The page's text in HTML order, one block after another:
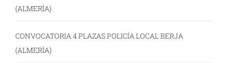
(ALMERÍA)
CONVOCATORIA 4 PLAZAS POLICÍA LOCAL BERJA
(ALMERÍA)